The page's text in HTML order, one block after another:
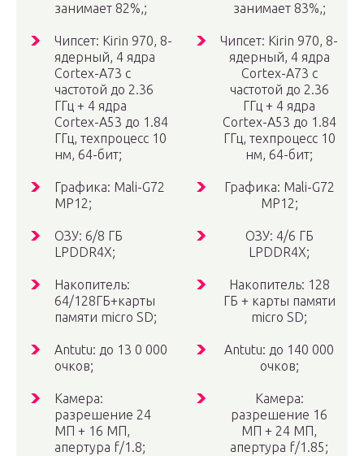
занимает 82%,;
Чипсет: Kirin 970, 8-
ядерный, 4 ядра
Cortex-A73 с
частотой до 2.36
ГГц + 4 ядра
Cortex-A53 до 1.84
ГГц, техпроцесс 10
нм, 64-бит;
Графика: Mali-G72
MP12;
ОЗУ: 6/8 ГБ
LPDDR4X;
Накопитель:
64/128ГБ+карты
памяти micro SD;
Antutu: до 13 0 000
очков;
Камера:
разрешение 24
МП + 16 МП,
апертура f/1.8;
занимает 83%,;
Чипсет: Kirin 970, 8-
ядерный, 4 ядра
Cortex-A73 с
частотой до 2.36
ГГц + 4 ядра
Cortex-A53 до 1.84
ГГц, техпроцесс 10
нм, 64-бит;
Графика: Mali-G72
MP12;
ОЗУ: 4/6 ГБ
LPDDR4X;
Накопитель: 128
ГБ + карты памяти
micro SD;
Antutu: до 140 000
очков;
Камера:
разрешение 16
МП + 24 МП,
апертура f/1.85;